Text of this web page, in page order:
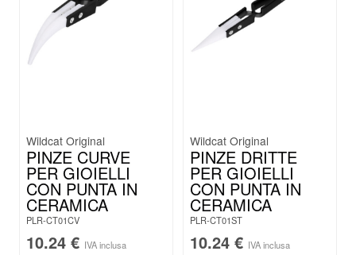
Wildcat Original
PINZE CURVE
PER GIOIELLI
CON PUNTA IN
CERAMICA
PLR-CT01CV
10.24 € IVA inclusa
Wildcat Original
PINZE DRITTE
PER GIOIELLI
CON PUNTA IN
CERAMICA
PLR-CT01ST
10.24 € IVA inclusa